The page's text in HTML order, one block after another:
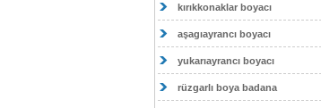
kırıkkonaklar boyacı
aşagıayrancı boyacı
yukarıayrancı boyacı
rüzgarlı boya badana